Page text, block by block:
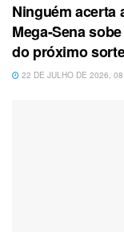
Ninguém acerta
Mega-Sena
do próximo
22 DE JULHO DE 2026,